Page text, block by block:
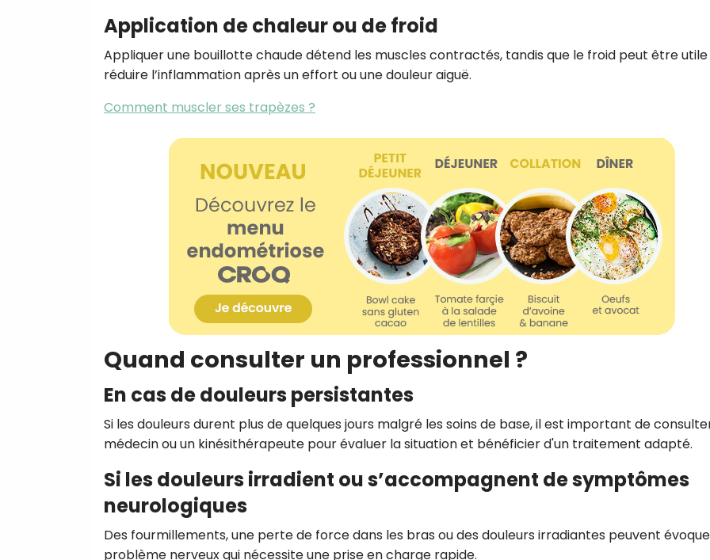
Application de chaleur ou de froid
Appliquer une bouillotte chaude détend les muscles contractés, tandis que le froid peut être
réduire l’inflammation après un effort ou une douleur aiguë.
Comment muscler ses trapèzes ?
Quand consulter un professionnel ?
En cas de douleurs persistantes
Si les douleurs durent plus de quelques jours malgré les soins de base, il est important de
médecin ou un kinésithérapeute pour évaluer la situation et bénéficier d'un traitement adapté.
Si les douleurs irradient ou s’accompagnent de symptômes
neurologiques
Des fourmillements, une perte de force dans les bras ou des douleurs irradiantes peuvent
problème nerveux qui nécessite une prise en charge rapide.